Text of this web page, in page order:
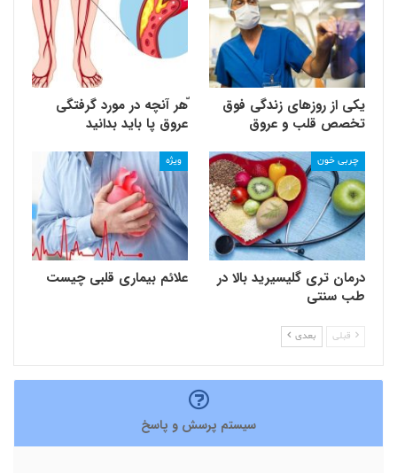
یکی از روزهای زندگی فوق
تخصص قلب و عروق
ّهر آنچه در مورد گرفتگی
عروق پا باید بدانید
چربی خون
درمان تری گلیسیرید بالا در
طب سنتی
ویژه
علائم بیماری قلبی چیست
قبلی بعدی
سیستم پرسش و پاسخ